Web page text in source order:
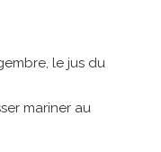
le jus du
mariner au